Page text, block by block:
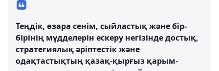
Теңдік, өзара сенім, сыйластық және бір-
бірінің мүдделерін ескеру негізінде достық,
стратегиялық әріптестік және
одақтастықтың қазақ-қырғыз қарым-